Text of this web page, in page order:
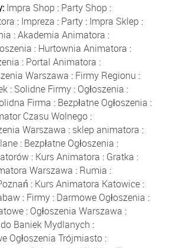
Impra Shop : Party Shop :
: Impreza : Party : Impra Sklep :
:Akademia Animatora :
: Hurtownia Animatora :
: Portal Animatora :
Warszawa : Firmy Regionu :
: Solidne Firmy: Ogłoszenia :
Firma : Bezpłatne Ogłoszenia :
Czasu Wolnego:
Warszawa : sklep animatora :
: Bezpłatne Ogłoszenia :
: Kurs Animatora : Gratka :
Warszawa : Rumia :
: Kurs Animatora Katowice :
: Firmy : Darmowe Ogłoszenia :
: Ogłoszenia Warszawa :
do Baniek Mydlanych :
Ogłoszenia Trójmiasto :